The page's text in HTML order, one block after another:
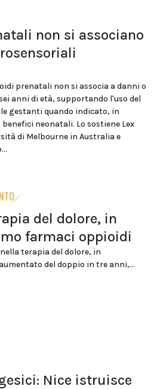
non si associano
prenatali non si associa a danni o
anni di età, supportando l'uso del
gestanti quando indicato, in
neonatali. Lo sostiene Lex
di Melbourne in Australia e
del dolore, in
farmaci oppioidi
terapia del dolore, in
del doppio in tre anni,...
Nice istruisce